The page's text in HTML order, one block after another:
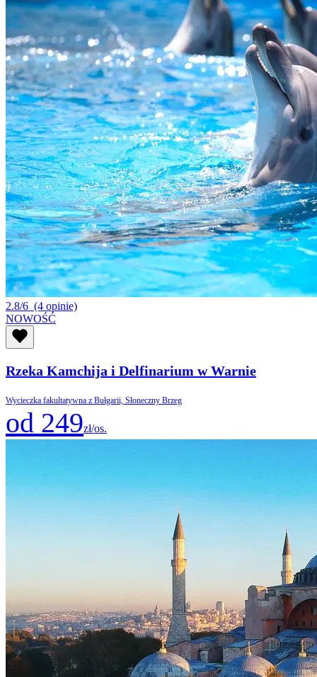
2.8/6 (4 opinie)
NOWOŚĆ
Rzeka Kamchija i Delfinarium w Warnie
Wycieczka fakultatywna z Bułgarii, Słoneczny Brzeg
od 249zł/os.